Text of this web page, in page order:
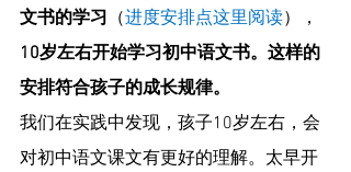
文书的学习 （进度安排点这里阅读），
10岁左右开始学习初中语文书。这样的
安排符合孩子的成长规律。
我们在实践中发现，孩子10岁左右，会
对初中语文课文有更好的理解。太早开